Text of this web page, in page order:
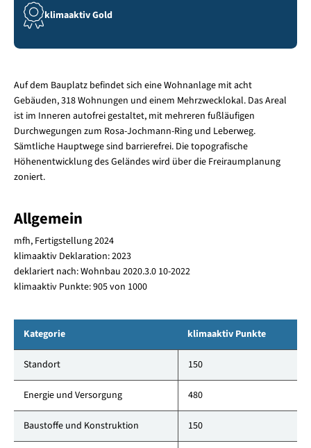
klimaaktiv Gold
Auf dem Bauplatz befindet sich eine Wohnanlage mit acht
Gebäuden, 318 Wohnungen und einem Mehrzwecklokal. Das Areal
ist im Inneren autofrei gestaltet, mit mehreren fußläufigen
Durchwegungen zum Rosa-Jochmann-Ring und Leberweg.
Sämtliche Hauptwege sind barrierefrei. Die topografische
Höhenentwicklung des Geländes wird über die Freiraumplanung
zoniert.
Allgemein
mfh, Fertigstellung 2024
klimaaktiv Deklaration: 2023
deklariert nach: Wohnbau 2020.3.0 10-2022
klimaaktiv Punkte: 905 von 1000
Kategorie klimaaktiv Punkte
Standort 150
Energie und Versorgung 480
Baustoffe und Konstruktion 150